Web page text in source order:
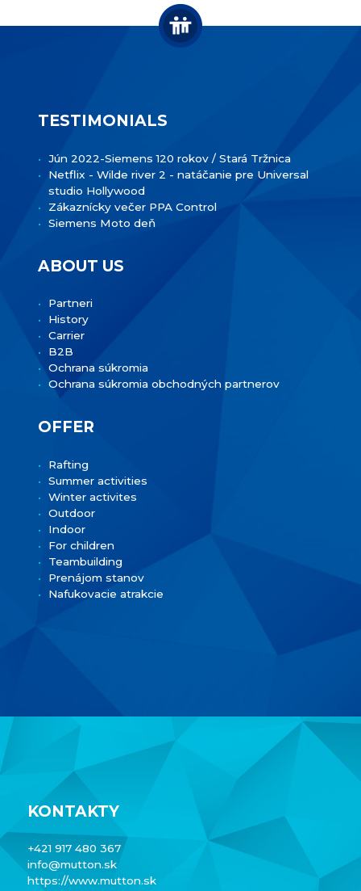
KONTAKTY
+421 917 480 367
info@mutton.sk
https://www.mutton.sk
TESTIMONIALS
Jún 2022-Siemens 120 rokov / Stará Tržnica
Netflix - Wilde river 2 - natáčanie pre Universal
studio Hollywood
Zákaznícky večer PPA Control
Siemens Moto deň
ABOUT US
Partneri
History
Carrier
B2B
Ochrana súkromia
Ochrana súkromia obchodných partnerov
OFFER
Rafting
Summer activities
Winter activites
Outdoor
Indoor
For children
Teambuilding
Prenájom stanov
Nafukovacie atrakcie